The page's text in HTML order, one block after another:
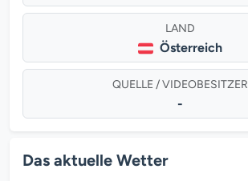
LAND
Österreich
QUELLE / VIDEOBESITZER
-
Das aktuelle Wetter